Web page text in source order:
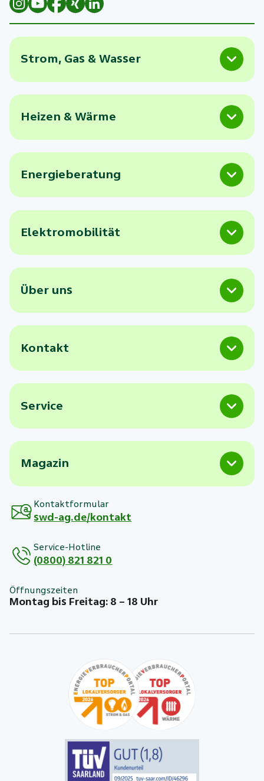
Strom, Gas & Wasser
Heizen & Wärme
Energieberatung
Elektromobilität
Über uns
Kontakt
Service
Magazin
Kontaktformular
swd-ag.de/kontakt
Service-Hotline
(0800) 821 821 0
Öffnungszeiten
Montag bis Freitag: 8 – 18 Uhr